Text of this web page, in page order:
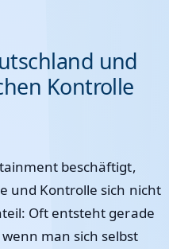
und
Kontrolle
beschäftigt,
und Kontrolle sich nicht
Oft entsteht gerade
man sich selbst